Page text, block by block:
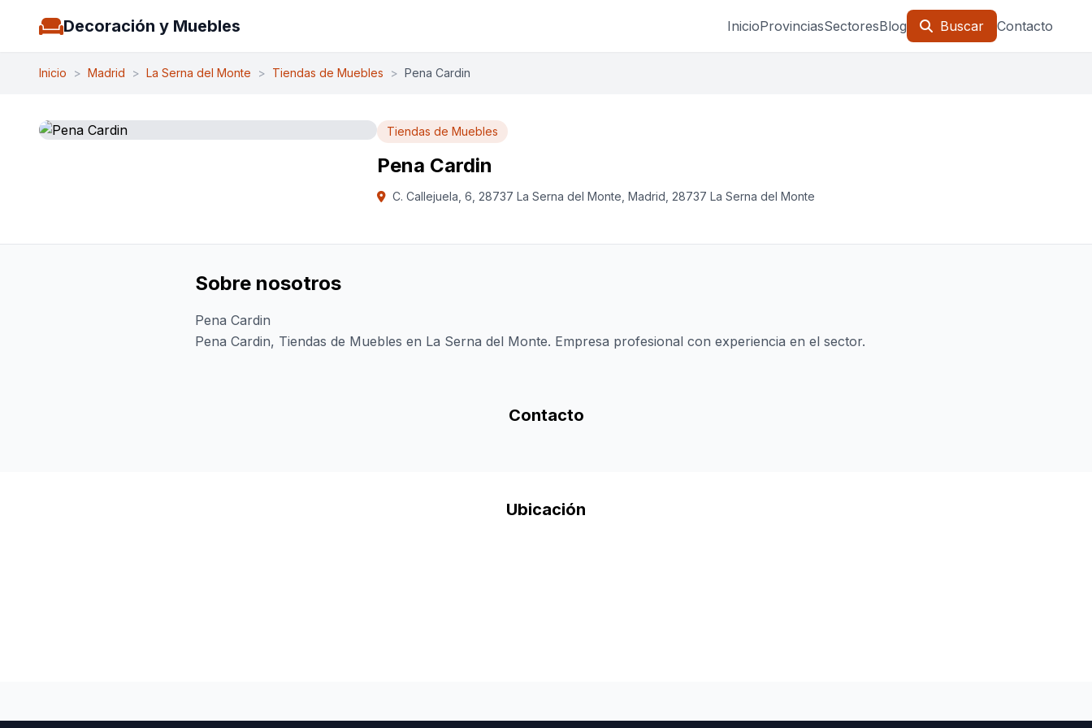
Decoración y Muebles InicioProvinciasSectoresBlog Buscar Contacto
Inicio > Madrid > La Serna del Monte > Tiendas de Muebles > Pena Cardin
Tiendas de Muebles
Pena Cardin
C. Callejuela, 6, 28737 La Serna del Monte, Madrid, 28737 La Serna del Monte
Sobre nosotros
Pena Cardin
Pena Cardin, Tiendas de Muebles en La Serna del Monte. Empresa profesional con experiencia en el sector.
Contacto
Ubicación